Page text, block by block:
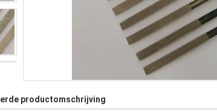
productomschrijving